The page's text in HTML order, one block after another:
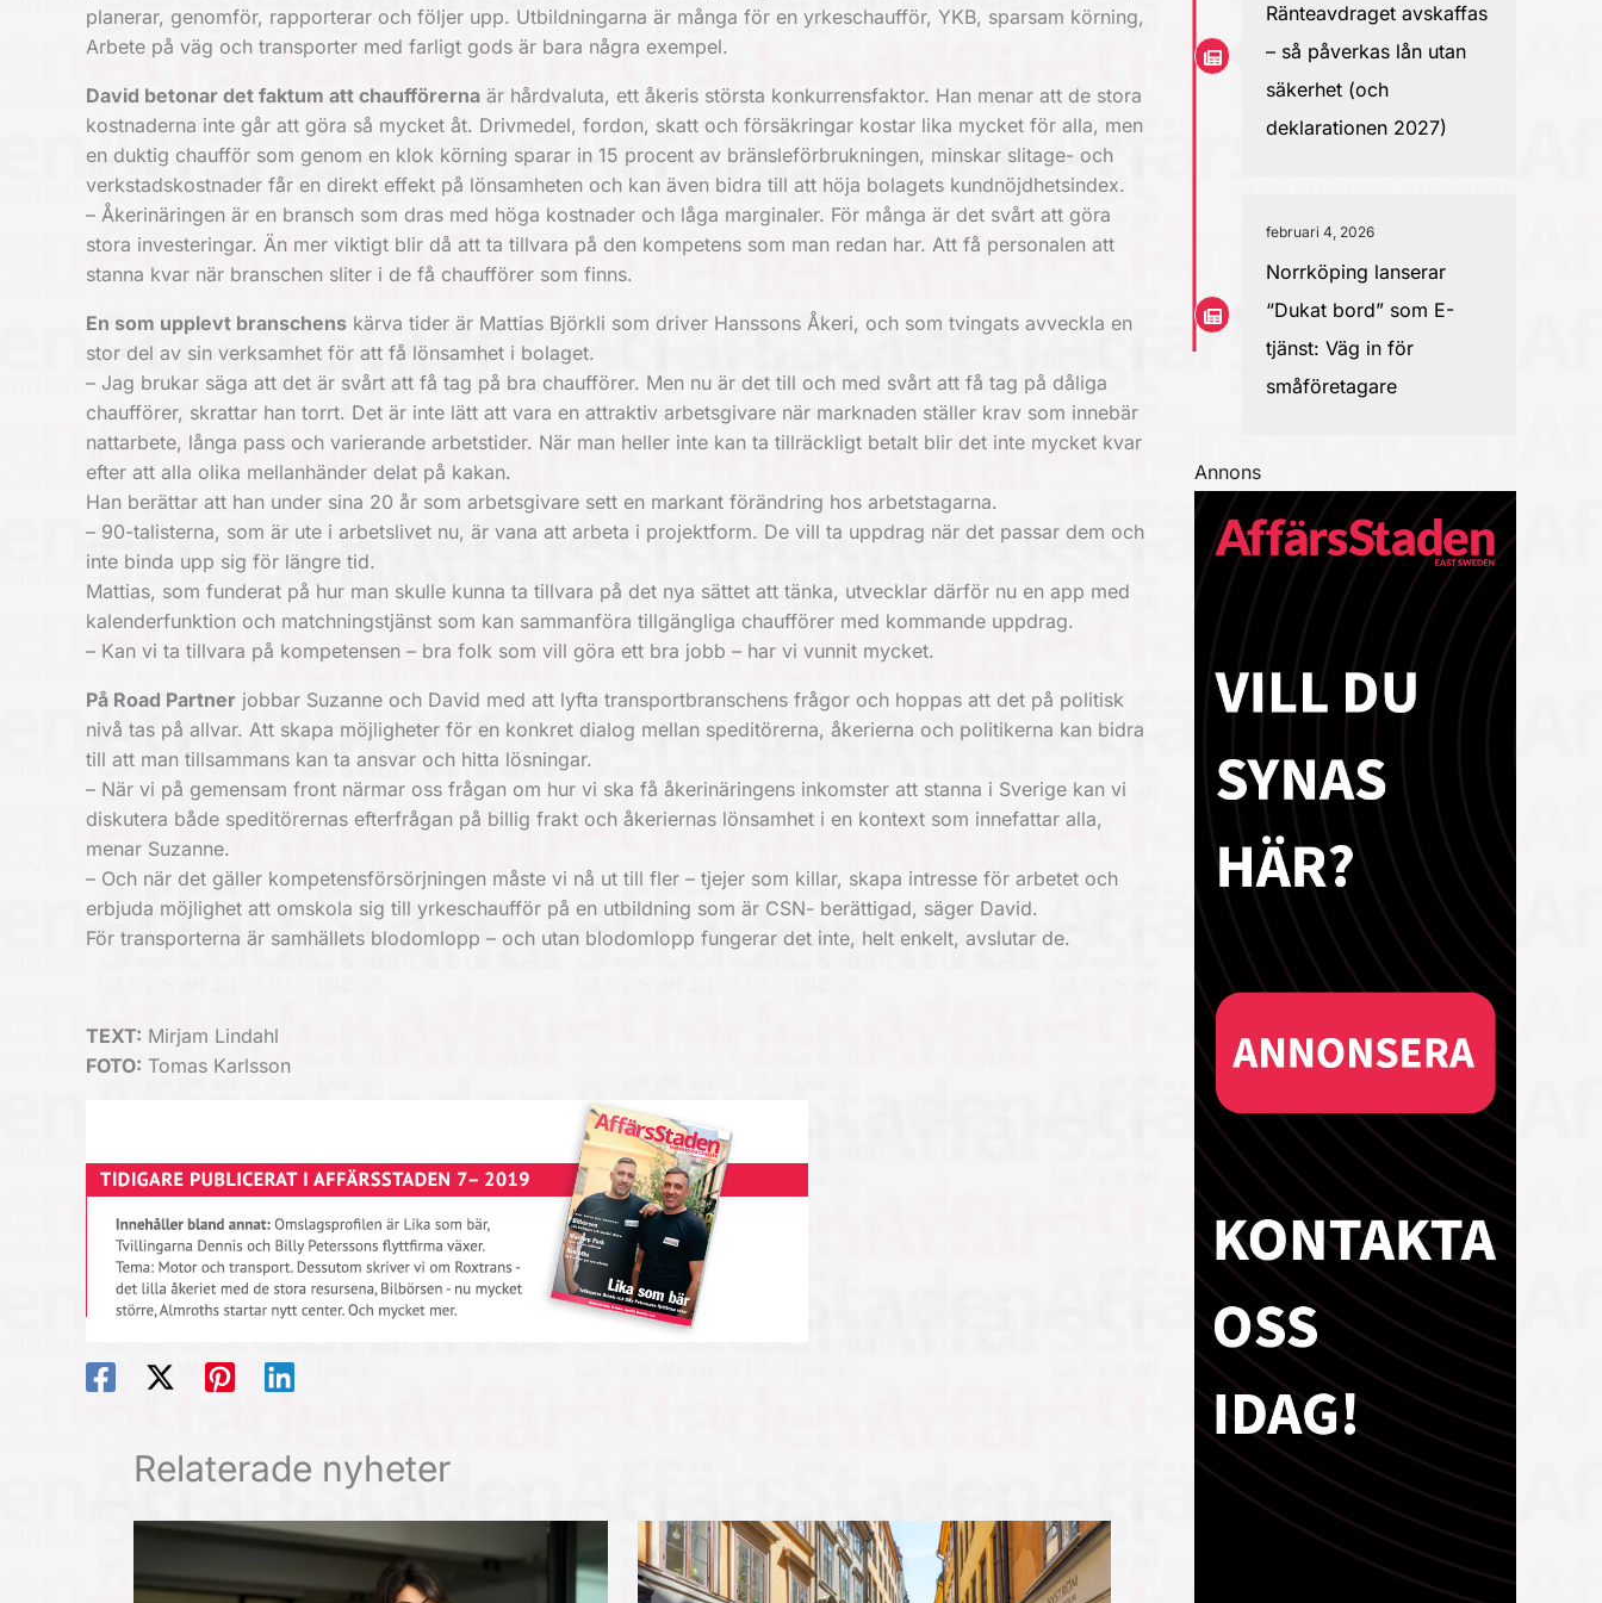
planerar, genomför, rapporterar och följer upp. Utbildningarna är många för en yrkeschaufför, YKB, sparsam körning,
Arbete på väg och transporter med farligt gods är bara några exempel.
David betonar det faktum att chaufförerna är hårdvaluta, ett åkeris största konkurrensfaktor. Han menar att de stora
kostnaderna inte går att göra så mycket åt. Drivmedel, fordon, skatt och försäkringar kostar lika mycket för alla, men
en duktig chaufför som genom en klok körning sparar in 15 procent av bränsleförbrukningen, minskar slitage- och
verkstadskostnader får en direkt effekt på lönsamheten och kan även bidra till att höja bolagets kundnöjdhetsindex.
– Åkerinäringen är en bransch som dras med höga kostnader och låga marginaler. För många är det svårt att göra
stora investeringar. Än mer viktigt blir då att ta tillvara på den kompetens som man redan har. Att få personalen att
stanna kvar när branschen sliter i de få chaufförer som finns.
En som upplevt branschens kärva tider är Mattias Björkli som driver Hanssons Åkeri, och som tvingats avveckla en
stor del av sin verksamhet för att få lönsamhet i bolaget.
– Jag brukar säga att det är svårt att få tag på bra chaufförer. Men nu är det till och med svårt att få tag på dåliga
chaufförer, skrattar han torrt. Det är inte lätt att vara en attraktiv arbetsgivare när marknaden ställer krav som innebär
nattarbete, långa pass och varierande arbetstider. När man heller inte kan ta tillräckligt betalt blir det inte mycket kvar
efter att alla olika mellanhänder delat på kakan.
Han berättar att han under sina 20 år som arbetsgivare sett en markant förändring hos arbetstagarna.
– 90-talisterna, som är ute i arbetslivet nu, är vana att arbeta i projektform. De vill ta uppdrag när det passar dem och
inte binda upp sig för längre tid.
Mattias, som funderat på hur man skulle kunna ta tillvara på det nya sättet att tänka, utvecklar därför nu en app med
kalenderfunktion och matchningstjänst som kan sammanföra tillgängliga chaufförer med kommande uppdrag.
– Kan vi ta tillvara på kompetensen – bra folk som vill göra ett bra jobb – har vi vunnit mycket.
På Road Partner jobbar Suzanne och David med att lyfta transportbranschens frågor och hoppas att det på politisk
nivå tas på allvar. Att skapa möjligheter för en konkret dialog mellan speditörerna, åkerierna och politikerna kan bidra
till att man tillsammans kan ta ansvar och hitta lösningar.
– När vi på gemensam front närmar oss frågan om hur vi ska få åkerinäringens inkomster att stanna i Sverige kan vi
diskutera både speditörernas efterfrågan på billig frakt och åkeriernas lönsamhet i en kontext som innefattar alla,
menar Suzanne.
– Och när det gäller kompetensförsörjningen måste vi nå ut till fler – tjejer som killar, skapa intresse för arbetet och
erbjuda möjlighet att omskola sig till yrkeschaufför på en utbildning som är CSN- berättigad, säger David.
För transporterna är samhällets blodomlopp – och utan blodomlopp fungerar det inte, helt enkelt, avslutar de.
TEXT: Mirjam Lindahl
FOTO: Tomas Karlsson
Relaterade nyheter
Ränteavdraget avskaffas
– så påverkas lån utan
säkerhet (och
deklarationen 2027)
februari 4, 2026
Norrköping lanserar
“Dukat bord” som E-
tjänst: Väg in för
småföretagare
Annons